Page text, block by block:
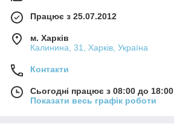
Працює з 25.07.2012
м. Харків
Калинина, 31, Харків, Україна
Контакти
Сьогодні працює з 08:00 до 18:00
Показати весь графік роботи